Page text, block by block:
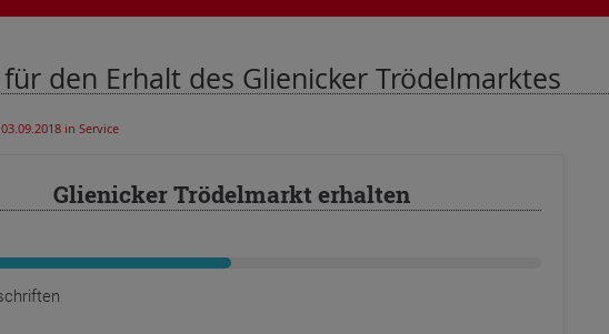
den Erhalt des Glienicker Trödelmarktes
in Service
Glienicker Trödelmarkt erhalten